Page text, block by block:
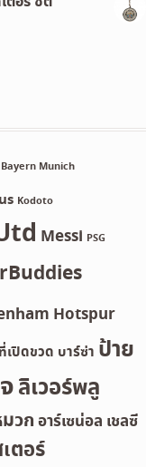
Bayern Munich
Kodoto
Messi PSG
Hotspur
ที่เปิดขวด บาร์ซ่า ป้าย
ลิเวอร์พลู
วก อาร์เซน่อล เชลซี
ตอร์